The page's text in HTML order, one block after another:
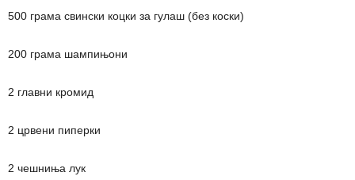
500 грама свински коцки за гулаш (без коски)
200 грама шампињони
2 главни кромид
2 црвени пиперки
2 чешниња лук